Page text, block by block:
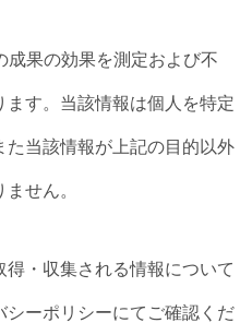
果の効果を測定および不
す。当該情報は個人を特定
当該情報が上記の目的以外
せん。
・収集される情報について
ーポリシーにてご確認くだ